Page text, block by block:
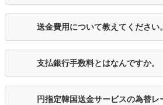
送金費用について教えてください。
支払銀行手数料とはなんですか。
円指定韓国送金サービスの為替レ